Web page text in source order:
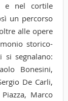
e nel cortile
un percorso
alle opere
storico-
si segnalano:
Bonesini,
De Carli,
Marco